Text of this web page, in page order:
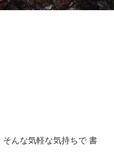
そんな気軽な気持ちで 書